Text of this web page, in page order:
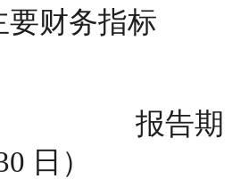
要财务指标
日）